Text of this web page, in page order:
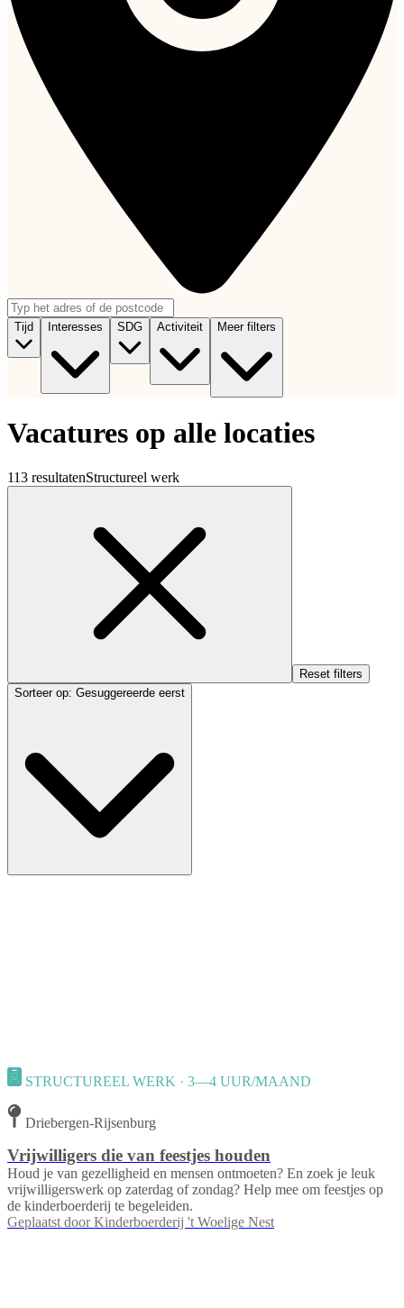
Tijd Interesses SDG Activiteit Meer filters
Vacatures op alle locaties
113 resultatenStructureel werk
Reset filters
Sorteer op: Gesuggereerde eerst
STRUCTUREEL WERK · 3—4 UUR/MAAND
Driebergen-Rijsenburg
Vrijwilligers die van feestjes houden
Houd je van gezelligheid en mensen ontmoeten? En zoek je leuk
vrijwilligerswerk op zaterdag of zondag? Help mee om feestjes op
de kinderboerderij te begeleiden.
Geplaatst door Kinderboerderij 't Woelige Nest